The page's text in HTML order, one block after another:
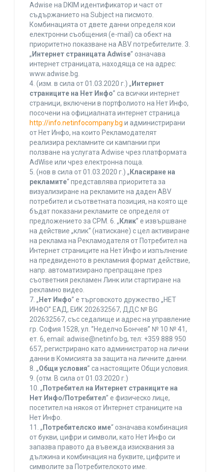
Adwise на DKIM идентификатор и част от
съдържанието на Subject на писмото.
Комбинацията от двете данни определя кои
електронни съобщения (e-mail) са обект на
приоритетно показване на ABV потребителите. 3.
„ Интернет страницата Adwise” означава
интернет страницата, находяща се на адрес:
www.adwise.bg.
4. (изм. в сила от 01.03.2020 г.) „ Интернет
страниците на Нет Инфо” са всички интернет
страници, включени в портфолиото на Нет Инфо,
посочени на официалната интернет страница
http://info.netinfocompany.bg и администрирани
от Нет Инфо, на които Рекламодателят
реализира рекламните си кампании при
ползване на услугата Adwise чрез платформата
AdWise или чрез електронна поща.
5. (нов в сила от 01.03.2020 г.) „ Класиране на
рекламите“ представлява приоритета за
визуализиране на рекламите на даден ABV
потребител и съответната позиция, на която ще
бъдат показани рекламите се определя от
предложението за CPM. 6. „ Клик” е извършване
на действие „клик“ (натискане) с цел активиране
на реклама на Рекламодателя от Потребител на
Интернет страниците на Нет Инфо и изпълнение
на предвиденото в рекламния формат действие,
напр. автоматизирано препращане през
съответния рекламен Линк или стартиране на
рекламно видео.
7. „ Нет Инфо” е търговското дружество „НЕТ
ИНФО” ЕАД, ЕИК 202632567, ДДС № BG
202632567, със седалище и адрес на управление
гр. София 1528, ул. ”Неделчо Бончев” № 10 № 41,
ет. 6, еmail: adwise@netinfo.bg, тел: +359 888 950
657, регистрирано като администратор на лични
данни в Комисията за защита на личните данни.
8. „Общи условия” са настоящите Общи условия.
9. (отм. В сила от 01.03.2020 г.)
10. „ Потребител на Интернет страниците на
Нет Инфо/Потребител” е физическо лице,
посетител на някоя от Интернет страниците на
Нет Инфо.
11. „ Потребителско име“ означава комбинация
от букви, цифри и символи, като Нет Инфо си
запазва правото да въвежда изисквания за
дължина и комбинация на буквите, цифрите и
символите за Потребителското име.